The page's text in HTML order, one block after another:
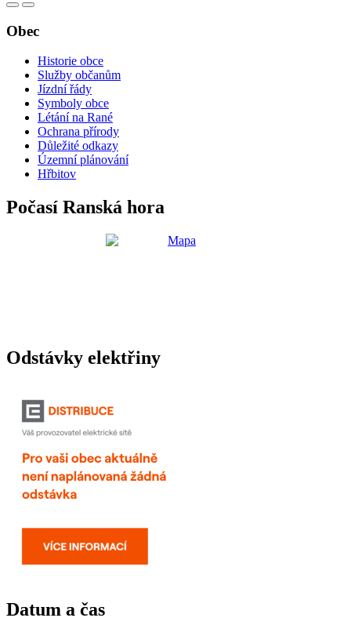
Obec
Historie obce
Služby občanům
Jízdní řády
Symboly obce
Létání na Rané
Ochrana přírody
Důležité odkazy
Územní plánování
Hřbitov
Počasí Ranská hora
Odstávky elektřiny
Datum a čas